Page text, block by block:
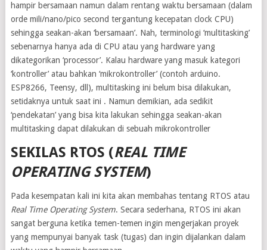
hampir bersamaan namun dalam rentang waktu bersamaan (dalam
orde mili/nano/pico second tergantung kecepatan clock CPU)
sehingga seakan-akan ‘bersamaan’. Nah, terminologi ‘multitasking’
sebenarnya hanya ada di CPU atau yang hardware yang
dikategorikan ‘processor’. Kalau hardware yang masuk kategori
‘kontroller’ atau bahkan ‘mikrokontroller’ (contoh arduino.
ESP8266, Teensy, dll), multitasking ini belum bisa dilakukan,
setidaknya untuk saat ini . Namun demikian, ada sedikit
‘pendekatan’ yang bisa kita lakukan sehingga seakan-akan
multitasking dapat dilakukan di sebuah mikrokontroller
SEKILAS RTOS (REAL TIME
OPERATING SYSTEM)
Pada kesempatan kali ini kita akan membahas tentang RTOS atau
Real Time Operating System. Secara sederhana, RTOS ini akan
sangat berguna ketika temen-temen ingin mengerjakan proyek
yang mempunyai banyak task (tugas) dan ingin dijalankan dalam